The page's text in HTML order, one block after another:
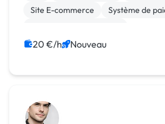
Site E-commerce
Système de
Développement spécifique
20 €/h Nouveau